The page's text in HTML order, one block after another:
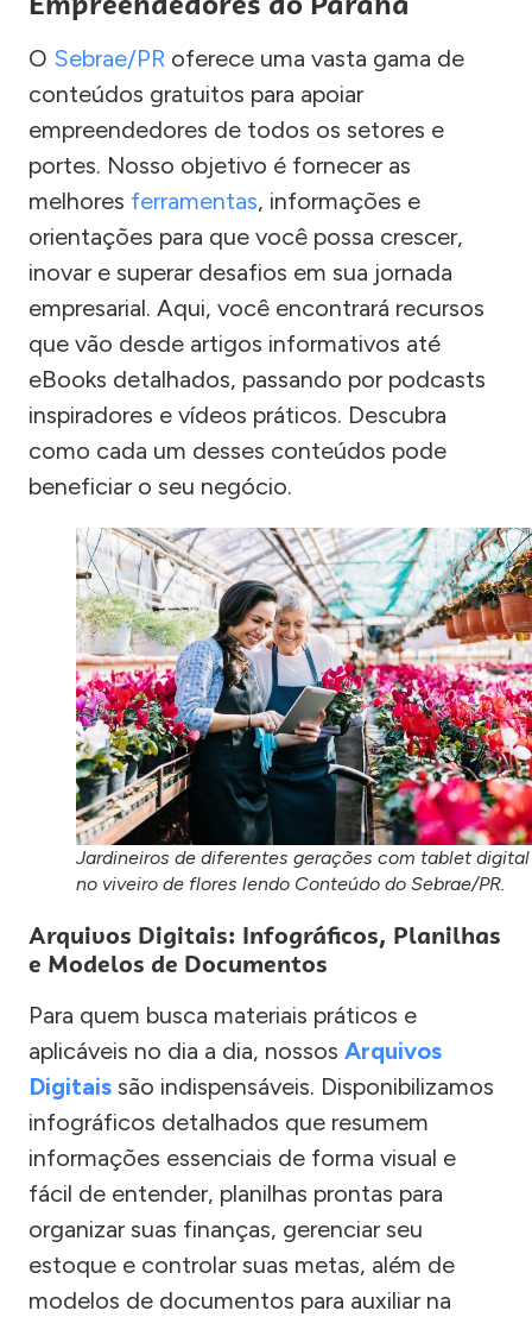
O Sebrae/PR oferece uma vasta gama de
conteúdos gratuitos para apoiar
empreendedores de todos os setores e
portes. Nosso objetivo é fornecer as
melhores ferramentas, informações e
orientações para que você possa crescer,
inovar e superar desafios em sua jornada
empresarial. Aqui, você encontrará recursos
que vão desde artigos informativos até
eBooks detalhados, passando por podcasts
inspiradores e vídeos práticos. Descubra
como cada um desses conteúdos pode
beneficiar o seu negócio.
Jardineiros de diferentes gerações com tablet digital
no viveiro de flores lendo Conteúdo do Sebrae/PR.
Arquivos Digitais: Infográficos, Planilhas
e Modelos de Documentos
Para quem busca materiais práticos e
aplicáveis no dia a dia, nossos Arquivos
Digitais são indispensáveis. Disponibilizamos
infográficos detalhados que resumem
informações essenciais de forma visual e
fácil de entender, planilhas prontas para
organizar suas finanças, gerenciar seu
estoque e controlar suas metas, além de
modelos de documentos para auxiliar na